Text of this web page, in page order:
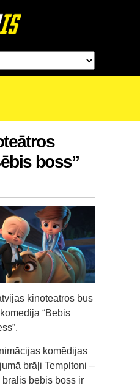
boss”
kinoteātros būs
“Bēbis
komēdijas
brāļi Templtoni –
bēbis boss ir